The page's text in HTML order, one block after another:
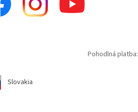
Pohodlná platba:
Slovakia